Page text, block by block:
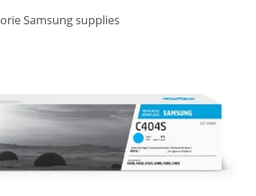
Samsung supplies